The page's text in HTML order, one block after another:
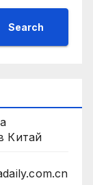
Search
Китай